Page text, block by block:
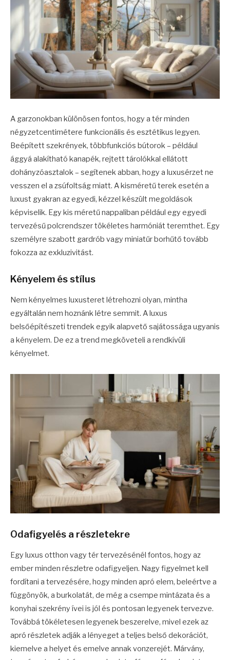
A garzonokban különösen fontos, hogy a tér minden
négyzetcentimétere funkcionális és esztétikus legyen.
Beépített szekrények, többfunkciós bútorok – például
ággyá alakítható kanapék, rejtett tárolókkal ellátott
dohányzóasztalok – segítenek abban, hogy a luxusérzet ne
vesszen el a zsúfoltság miatt. A kisméretű terek esetén a
luxust gyakran az egyedi, kézzel készült megoldások
képviselik. Egy kis méretű nappaliban például egy egyedi
tervezésű polcrendszer tökéletes harmóniát teremthet. Egy
személyre szabott gardrób vagy miniatűr borhűtő tovább
fokozza az exkluzivitást.
Kényelem és stílus
Nem kényelmes luxusteret létrehozni olyan, mintha
egyáltalán nem hoznánk létre semmit. A luxus
belsőépítészeti trendek egyik alapvető sajátossága ugyanis
a kényelem. De ez a trend megköveteli a rendkívüli
kényelmet.
Odafigyelés a részletekre
Egy luxus otthon vagy tér tervezésénél fontos, hogy az
ember minden részletre odafigyeljen. Nagy figyelmet kell
fordítani a tervezésére, hogy minden apró elem, beleértve a
függönyök, a burkolatát, de még a csempe mintázata és a
konyhai szekrény ívei is jól és pontosan legyenek tervezve.
Továbbá tökéletesen legyenek beszerelve, mivel ezek az
apró részletek adják a lényeget a teljes belső dekorációt,
kiemelve a helyet és emelve annak vonzerejét. Márvány,